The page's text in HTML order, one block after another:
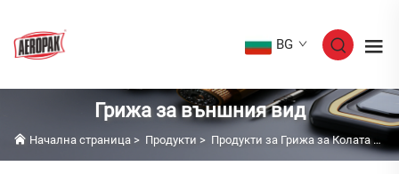
BG
Грижа за външния вид
Начална страница > Продукти > Продукти за Грижа за Колата>